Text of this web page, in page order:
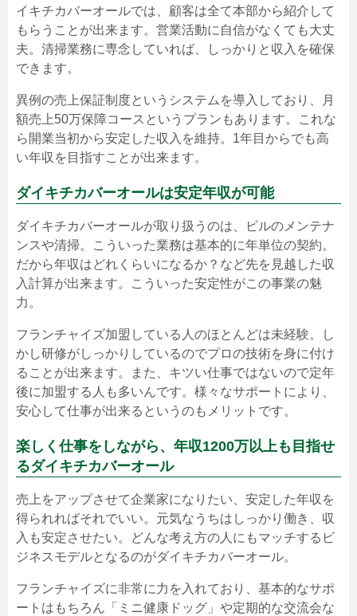
イキチカバーオールでは、顧客は全て本部から紹介して
もらうことが出来ます。営業活動に自信がなくても大丈
夫。清掃業務に専念していれば、しっかりと収入を確保
できます。
異例の売上保証制度というシステムを導入しており、月
額売上50万保障コースというプランもあります。これな
ら開業当初から安定した収入を維持。1年目からでも高
い年収を目指すことが出来ます。
ダイキチカバーオールは安定年収が可能
ダイキチカバーオールが取り扱うのは、ビルのメンテナ
ンスや清掃。こういった業務は基本的に年単位の契約。
だから年収はどれくらいになるか？など先を見越した収
入計算が出来ます。こういった安定性がこの事業の魅
力。
フランチャイズ加盟している人のほとんどは未経験。し
かし研修がしっかりしているのでプロの技術を身に付け
ることが出来ます。また、キツい仕事ではないので定年
後に加盟する人も多いんです。様々なサポートにより、
安心して仕事が出来るというのもメリットです。
楽しく仕事をしながら、年収1200万以上も目指せ
るダイキチカバーオール
売上をアップさせて企業家になりたい、安定した年収を
得られればそれでいい。元気なうちはしっかり働き、収
入も安定させたい。どんな考え方の人にもマッチするビ
ジネスモデルとなるのがダイキチカバーオール。
フランチャイズに非常に力を入れており、基本的なサポ
ートはもちろん「ミニ健康ドッグ」や定期的な交流会な